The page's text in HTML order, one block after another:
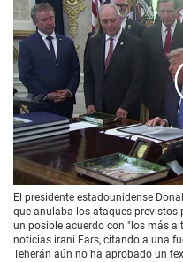
00:00/01:20
El presidente estadounidense
que anulaba los ataques previstos
un posible acuerdo con "los más
noticias iraní Fars, citando a una
Teherán aún no ha aprobado un